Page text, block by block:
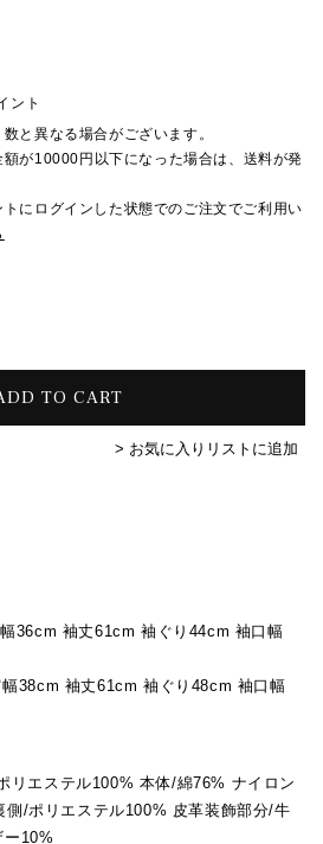
ント
と異なる場合がございます。
が10000円以下になった場合は、送料が発
にログインした状態でのご注文でご利用い
TO CART
> お気に入りリストに追加
36cm 袖丈61cm 袖ぐり44cm 袖口幅
38cm 袖丈61cm 袖ぐり48cm 袖口幅
リエステル100% 本体/綿76% ナイロン
/ポリエステル100% 皮革装飾部分/牛
10%